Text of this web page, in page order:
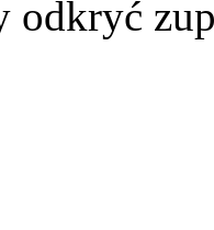
odkryć